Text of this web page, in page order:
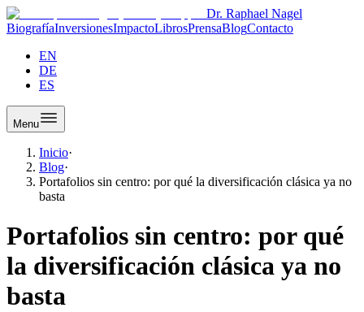
Dr. Raphael Nagel
BiografíaInversionesImpactoLibrosPrensaBlogContacto
EN
DE
ES
Menu
Inicio·
Blog·
Portafolios sin centro: por qué la diversificación clásica ya no
basta
Portafolios sin centro: por qué
la diversificación clásica ya no
basta